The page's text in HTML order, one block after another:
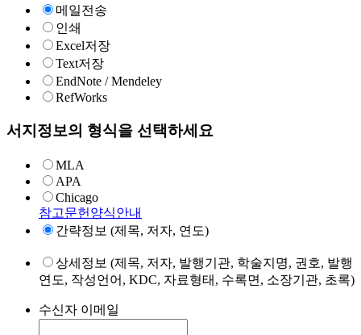
메일전송
인쇄
Excel저장
Text저장
EndNote / Mendeley
RefWorks
서지정보의 형식을 선택하세요
MLA
APA
Chicago
참고문헌양식안내
간략정보 (제목, 저자, 연도)
상세정보 (제목, 저자, 발행기관, 학술지명, 권호, 발행
연도, 작성언어, KDC, 자료형태, 수록면, 소장기관, 초록)
수신자 이메일